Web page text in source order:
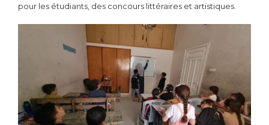
pour les étudiants, des concours littéraires et artistiques.